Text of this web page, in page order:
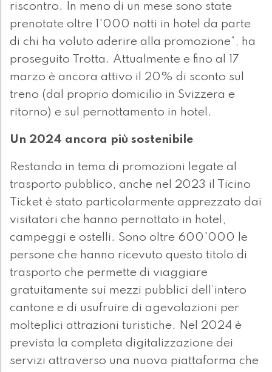
riscontro. In meno di un mese sono state
prenotate oltre 1'000 notti in hotel da parte
di chi ha voluto aderire alla promozione”, ha
proseguito Trotta. Attualmente e fino al 17
marzo è ancora attivo il 20% di sconto sul
treno (dal proprio domicilio in Svizzera e
ritorno) e sul pernottamento in hotel.
Un 2024 ancora più sostenibile
Restando in tema di promozioni legate al
trasporto pubblico, anche nel 2023 il Ticino
Ticket è stato particolarmente apprezzato dai
visitatori che hanno pernottato in hotel,
campeggi e ostelli. Sono oltre 600'000 le
persone che hanno ricevuto questo titolo di
trasporto che permette di viaggiare
gratuitamente sui mezzi pubblici dell’intero
cantone e di usufruire di agevolazioni per
molteplici attrazioni turistiche. Nel 2024 è
prevista la completa digitalizzazione dei
servizi attraverso una nuova piattaforma che